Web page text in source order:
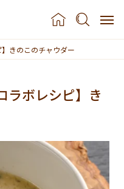
きのこのチャウダー
ラボレシピ】き